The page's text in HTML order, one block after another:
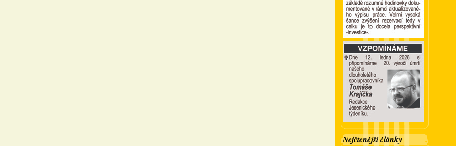
Nejčtenější články